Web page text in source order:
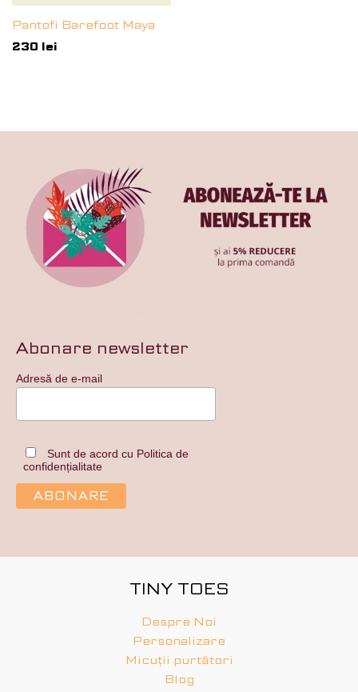
Pantofi Barefoot Maya
230 lei
Abonare newsletter
Adresă de e-mail
Sunt de acord cu Politica de
confidențialitate
TINY TOES
Despre Noi
Personalizare
Micuții purtători
Blog